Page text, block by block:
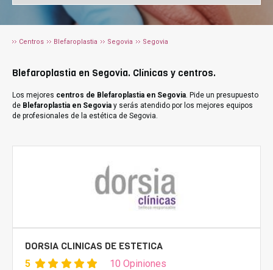
Centros Blefaroplastia Segovia Segovia
Blefaroplastia en Segovia. Clínicas y centros.
Los mejores centros de Blefaroplastia en Segovia. Pide un presupuesto
de Blefaroplastia en Segovia y serás atendido por los mejores equipos
de profesionales de la estética de Segovia.
DORSIA CLINICAS DE ESTETICA
5 10 Opiniones